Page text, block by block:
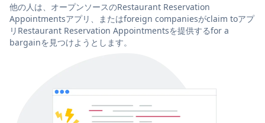
他の人は、オープンソースのRestaurant Reservation
Appointmentsアプリ、またはforeign companiesがclaim toアプ
リRestaurant Reservation Appointmentsを提供するfor a
bargainを見つけようとします。